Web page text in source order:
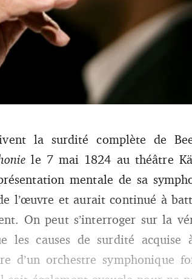
la surdité complète de
le 7 mai 1824 au théâtre
mentale de sa
l’œuvre et aurait continué à
On peut s’interroger sur la
les causes de surdité acquise
d’un orchestre symphonique